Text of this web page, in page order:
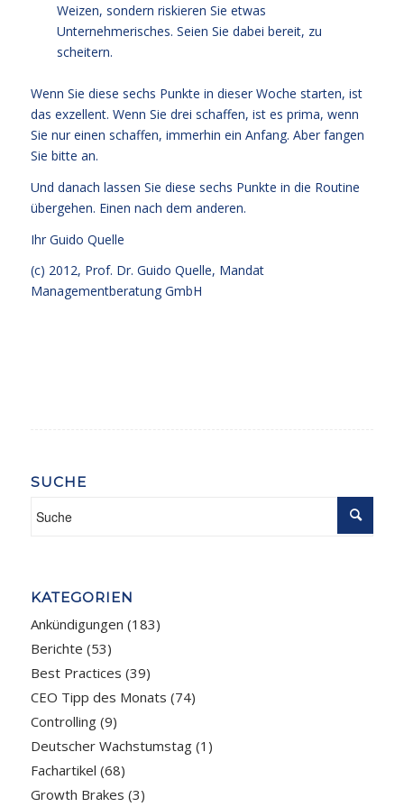
Weizen, sondern riskieren Sie etwas
Unternehmerisches. Seien Sie dabei bereit, zu
scheitern.
Wenn Sie diese sechs Punkte in dieser Woche starten, ist
das exzellent. Wenn Sie drei schaffen, ist es prima, wenn
Sie nur einen schaffen, immerhin ein Anfang. Aber fangen
Sie bitte an.
Und danach lassen Sie diese sechs Punkte in die Routine
übergehen. Einen nach dem anderen.
Ihr Guido Quelle
(c) 2012, Prof. Dr. Guido Quelle, Mandat
Managementberatung GmbH
SUCHE
KATEGORIEN
Ankündigungen (183)
Berichte (53)
Best Practices (39)
CEO Tipp des Monats (74)
Controlling(9)
Deutscher Wachstumstag(1)
Fachartikel (68)
Growth Brakes (3)